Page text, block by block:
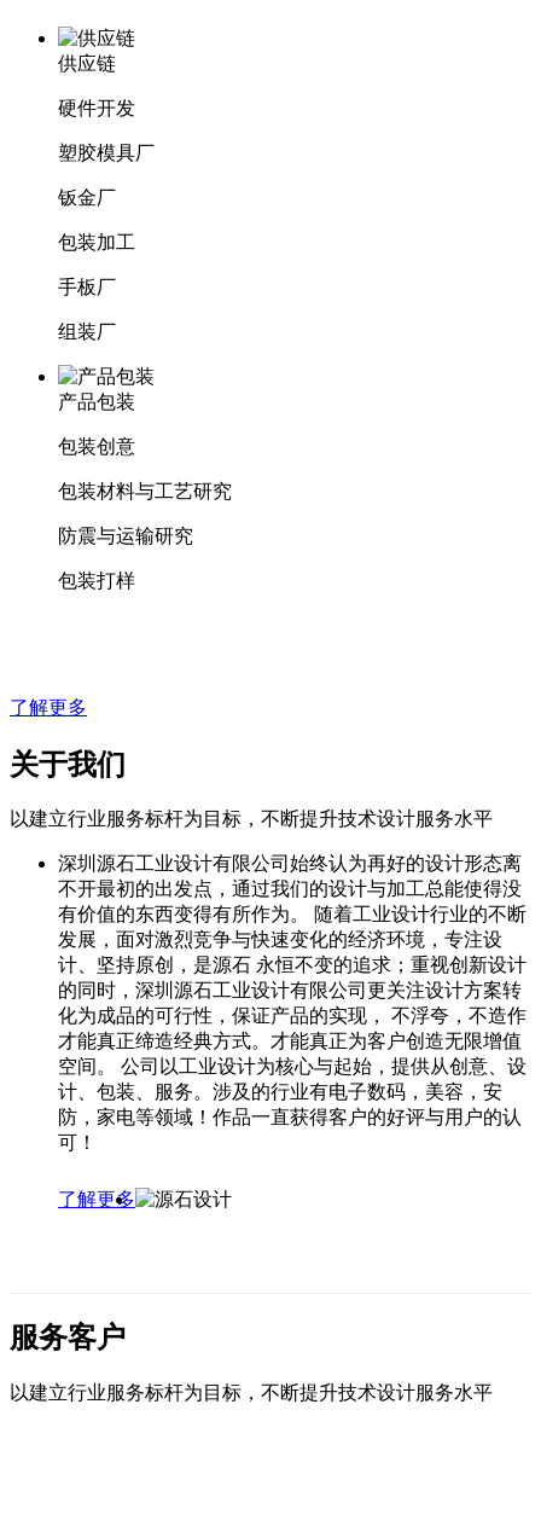
供应链
硬件开发
塑胶模具厂
钣金厂
包装加工
手板厂
组装厂
产品包装
包装创意
包装材料与工艺研究
防震与运输研究
包装打样
了解更多
关于我们
以建立行业服务标杆为目标，不断提升技术设计服务水平
深圳源石工业设计有限公司始终认为再好的设计形态离
不开最初的出发点，通过我们的设计与加工总能使得没
有价值的东西变得有所作为。 随着工业设计行业的不断
发展，面对激烈竞争与快速变化的经济环境，专注设
计、坚持原创，是源石 永恒不变的追求；重视创新设计
的同时，深圳源石工业设计有限公司更关注设计方案转
化为成品的可行性，保证产品的实现， 不浮夸，不造作
才能真正缔造经典方式。才能真正为客户创造无限增值
空间。 公司以工业设计为核心与起始，提供从创意、设
计、包装、服务。涉及的行业有电子数码，美容，安
防，家电等领域！作品一直获得客户的好评与用户的认
可！
了解更多
服务客户
以建立行业服务标杆为目标，不断提升技术设计服务水平